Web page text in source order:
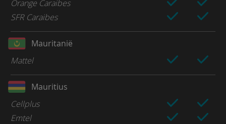
Orange Caraibes
SFR Caraibes
Mauritanië
Mattel
Mauritius
Cellplus
Emtel